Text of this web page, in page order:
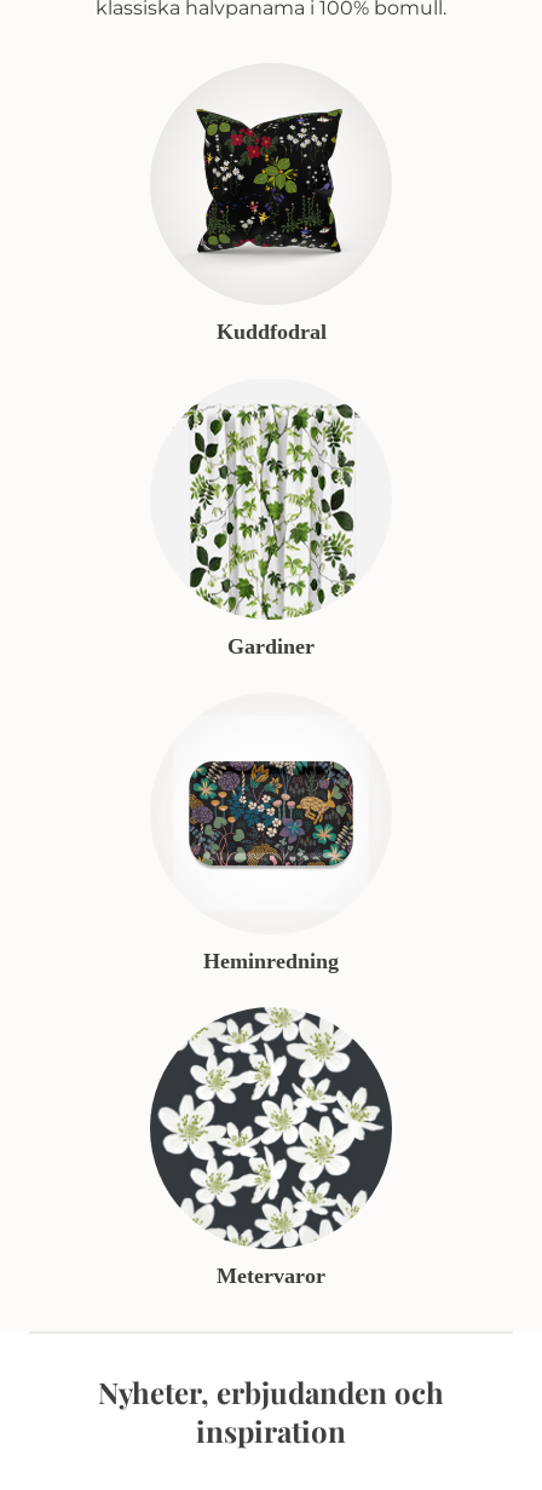
klassiska halvpanama i 100% bomull.
Kuddfodral
Gardiner
Heminredning
Metervaror
Nyheter, erbjudanden och
inspiration